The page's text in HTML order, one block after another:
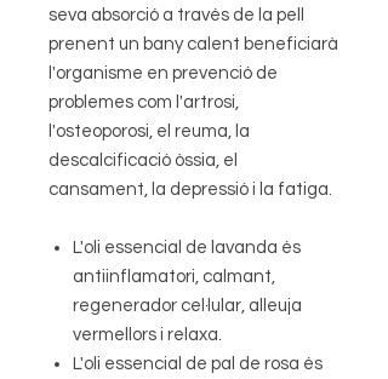
seva absorció a través de la pell
prenent un bany calent beneficiarà
l'organisme en prevenció de
problemes com l'artrosi,
l'osteoporosi, el reuma, la
descalcificació òssia, el
cansament, la depressió i la fatiga.
L'oli essencial de lavanda és
antiinflamatori, calmant,
regenerador cel·lular, alleuja
vermellors i relaxa.
L'oli essencial de pal de rosa és